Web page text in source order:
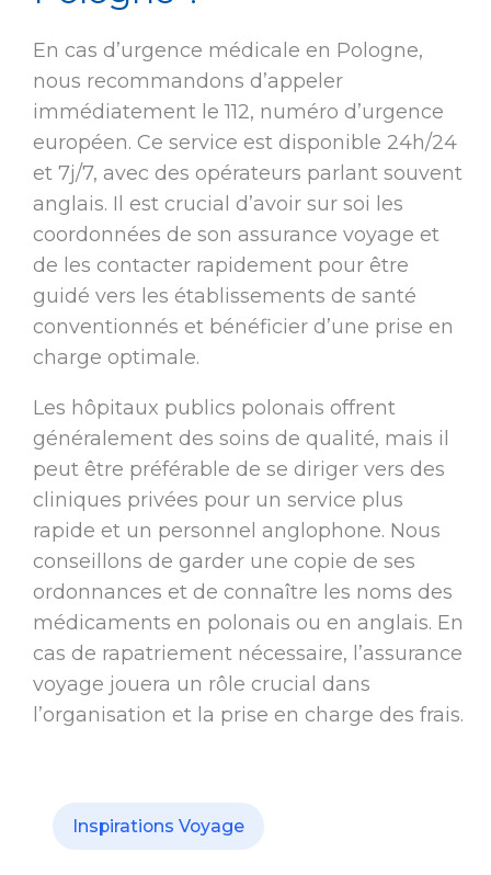
En cas d’urgence médicale en Pologne,
nous recommandons d’appeler
immédiatement le 112, numéro d’urgence
européen. Ce service est disponible 24h/24
et 7j/7, avec des opérateurs parlant souvent
anglais. Il est crucial d’avoir sur soi les
coordonnées de son assurance voyage et
de les contacter rapidement pour être
guidé vers les établissements de santé
conventionnés et bénéficier d’une prise en
charge optimale.
Les hôpitaux publics polonais offrent
généralement des soins de qualité, mais il
peut être préférable de se diriger vers des
cliniques privées pour un service plus
rapide et un personnel anglophone. Nous
conseillons de garder une copie de ses
ordonnances et de connaître les noms des
médicaments en polonais ou en anglais. En
cas de rapatriement nécessaire, l’assurance
voyage jouera un rôle crucial dans
l’organisation et la prise en charge des frais.
Inspirations Voyage